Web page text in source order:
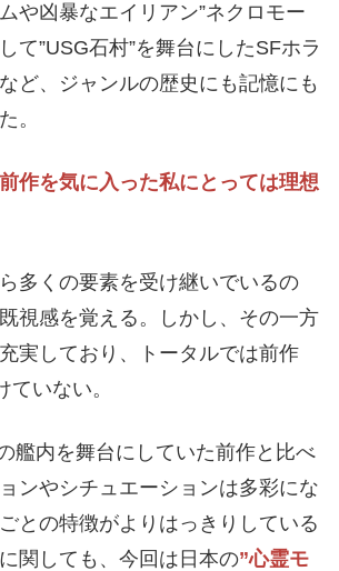
や凶暴なエイリアン”ネクロモー
て”USG石村”を舞台にしたSFホラ
ど、ジャンルの歴史にも記憶にも
。
前作を気に入った私にとっては理想
多くの要素を受け継いでいるの
視感を覚える。しかし、その一方
実しており、トータルでは前作
ていない。
艦内を舞台にしていた前作と比べ
ンやシチュエーションは多彩にな
との特徴がよりはっきりしている
関しても、今回は日本の”心霊モ